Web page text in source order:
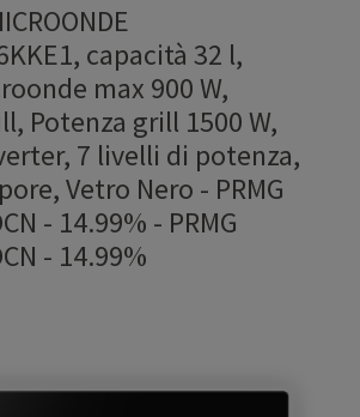
capacità 32 l,
max 900 W,
Potenza grill 1500 W,
7 livelli di potenza,
Vetro Nero - PRMG
- 14.99% - PRMG
- 14.99%